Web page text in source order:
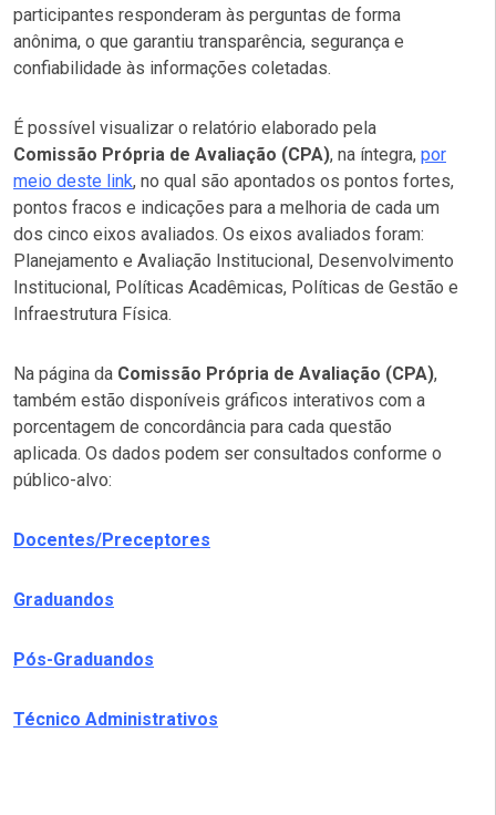
participantes responderam às perguntas de forma
anônima, o que garantiu transparência, segurança e
confiabilidade às informações coletadas.
É possível visualizar o relatório elaborado pela
Comissão Própria de Avaliação (CPA), na íntegra, por
meio deste link, no qual são apontados os pontos fortes,
pontos fracos e indicações para a melhoria de cada um
dos cinco eixos avaliados. Os eixos avaliados foram:
Planejamento e Avaliação Institucional, Desenvolvimento
Institucional, Políticas Acadêmicas, Políticas de Gestão e
Infraestrutura Física.
Na página da Comissão Própria de Avaliação (CPA),
também estão disponíveis gráficos interativos com a
porcentagem de concordância para cada questão
aplicada. Os dados podem ser consultados conforme o
público-alvo:
Docentes/Preceptores
Graduandos
Pós-Graduandos
Técnico Administrativos